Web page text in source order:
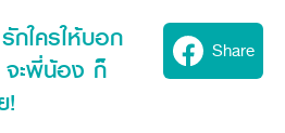
Health
operation
กใครให้บอก
จะพี่น้อง ก็
!
Share